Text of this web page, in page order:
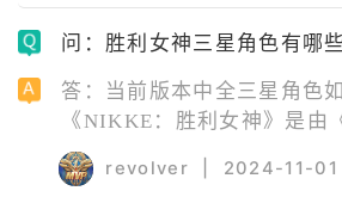
了。
问：胜利女神三星角色有哪
答：当前版本中全三星角色
《NIKKE：胜利女神》是
开发商SHIFTUP推出的一款
新作，玩家将带领少女们尽
revolver 2024-11-01